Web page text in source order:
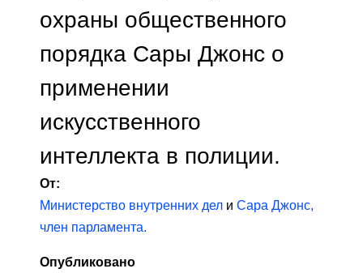
охраны общественного
порядка Сары Джонс о
применении
искусственного
интеллекта в полиции.
От:
Министерство внутренних дел и Сара Джонс,
член парламента.
Опубликовано